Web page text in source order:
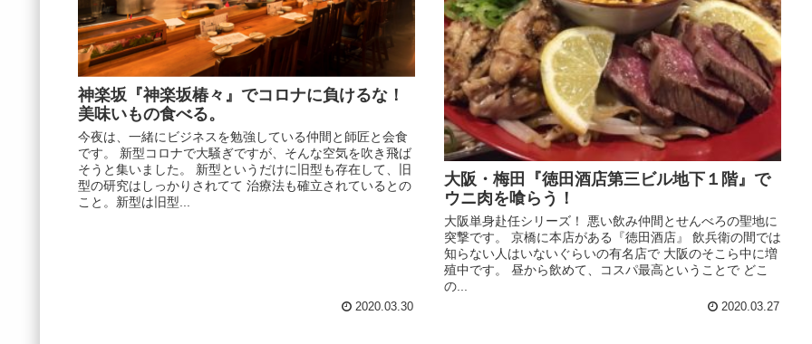
神楽坂『神楽坂椿々』でコロナに負けるな！
美味いもの食べる。
今夜は、一緒にビジネスを勉強している仲間と師匠と会食
です。 新型コロナで大騒ぎですが、そんな空気を吹き飛ば
そうと集いました。 新型というだけに旧型も存在して、旧
型の研究はしっかりされてて 治療法も確立されているとの
こと。新型は旧型...
2020.03.30
大阪・梅田『徳田酒店第三ビル地下１階』で
ウニ肉を喰らう！
大阪単身赴任シリーズ！ 悪い飲み仲間とせんべろの聖地に
突撃です。 京橋に本店がある『徳田酒店』 飲兵衛の間では
知らない人はいないぐらいの有名店で 大阪のそこら中に増
殖中です。 昼から飲めて、コスパ最高ということで どこ
の...
2020.03.27